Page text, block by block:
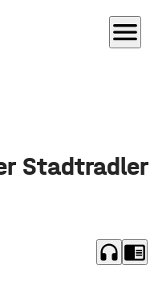
menu
Stadtradler
headphones chrome_reader_mode